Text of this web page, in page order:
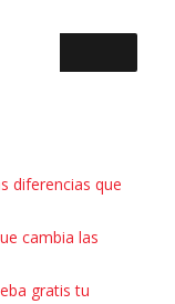
diferencias que
cambia las
gratis tu